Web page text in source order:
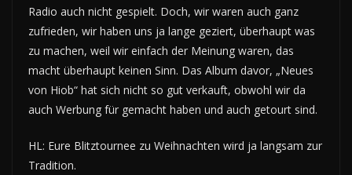
Radio auch nicht gespielt. Doch, wir waren auch ganz
zufrieden, wir haben uns ja lange geziert, überhaupt was
zu machen, weil wir einfach der Meinung waren, das
macht überhaupt keinen Sinn. Das Album davor, „Neues
von Hiob“ hat sich nicht so gut verkauft, obwohl wir da
auch Werbung für gemacht haben und auch getourt sind.
HL: Eure Blitztournee zu Weihnachten wird ja langsam zur
Tradition.